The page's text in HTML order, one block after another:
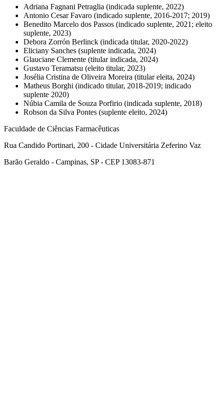
Adriana Fagnani Petraglia (indicada suplente, 2022)
Antonio Cesar Favaro (indicado suplente, 2016-2017; 2019)
Benedito Marcelo dos Passos (indicado suplente, 2021; eleito
suplente, 2023)
Debora Zorrón Berlinck (indicada titular, 2020-2022)
Eliciany Sanches (suplente indicada, 2024)
Glauciane Clemente (titular indicada, 2024)
Gustavo Teramatsu (eleito titular, 2023)
Josélia Cristina de Oliveira Moreira (titular eleita, 2024)
Matheus Borghi (indicado titular, 2018-2019; indicado
suplente 2020)
Núbia Camila de Souza Porfirio (indicada suplente, 2018)
Robson da Silva Pontes (suplente eleito, 2024)
Faculdade de Ciências Farmacêuticas
Rua Candido Portinari, 200 - Cidade Universitária Zeferino Vaz
Barão Geraldo - Campinas, SP - CEP 13083-871